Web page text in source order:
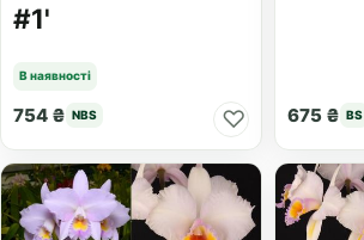
#1'
В наявності
754 ₴ NBS ♡ 675 ₴ BS